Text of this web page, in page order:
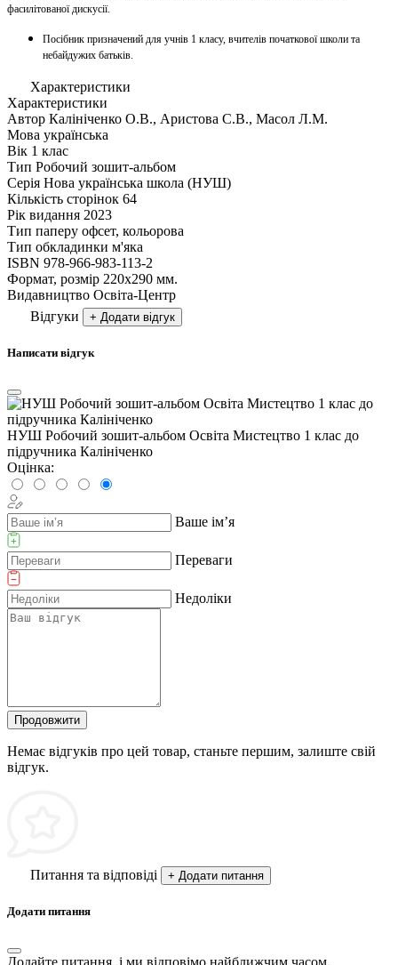
фасилітованої дискусії.
Посібник призначений для учнів 1 класу, вчителів початкової школи та
небайдужих батьків.
Характеристики
Характеристики
Автор Калініченко О.В., Аристова С.В., Масол Л.М.
Мова українська
Вік 1 клас
Тип Робочий зошит-альбом
Серія Нова українська школа (НУШ)
Кількість сторінок 64
Рік видання 2023
Тип паперу офсет, кольорова
Тип обкладинки м'яка
ISBN 978-966-983-113-2
Формат, розмір 220х290 мм.
Видавництво Освіта-Центр
Відгуки
+ Додати відгук
Написати відгук
НУШ Робочий зошит-альбом Освіта Мистецтво 1 клас до
підручника Калiнiченко
Оцінка:
Ваше ім’я
Переваги
Недоліки
Продовжити
Немає відгуків про цей товар, станьте першим, залиште свій
відгук.
Питання та відповіді + Додати питання
Додати питання